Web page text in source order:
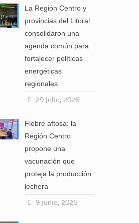
La Región Centro y
provincias del Litoral
consolidaron una
agenda común para
fortalecer políticas
energéticas
regionales
29 julio, 2026
Fiebre aftosa: la
Región Centro
propone una
vacunación que
proteja la producción
lechera
9 junio, 2026